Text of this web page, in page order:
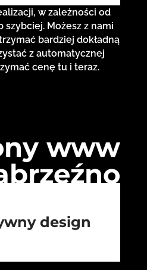
w zależności od
szybciej. Możesz z nami
bardziej dokładną
z automatycznej
cenę tu i teraz.
www
design